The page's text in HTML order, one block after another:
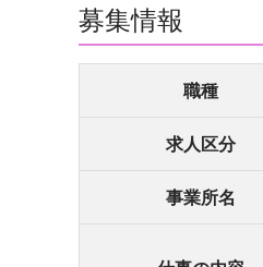
募集情報
職種
求人区分
事業所名